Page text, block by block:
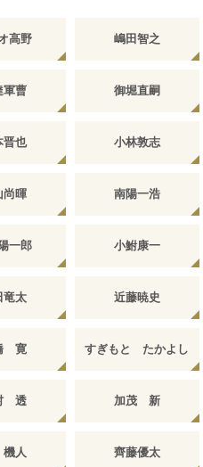
高野 嶋田智之
軍曹 御堀直嗣
晋也 小林敦志
尚暉 南陽一浩
一郎 小鮒康一
竜太 近藤暁史
寛 すぎもと たかよし
透 加茂 新
人 齊藤優太